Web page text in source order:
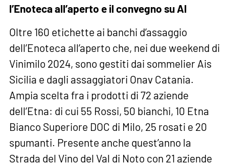
l’Enoteca all’aperto e il convegno su AI
Oltre 160 etichette ai banchi d’assaggio
dell’Enoteca all’aperto che, nei due weekend di
Vinimilo 2024, sono gestiti dai sommelier Ais
Sicilia e dagli assaggiatori Onav Catania.
Ampia scelta fra i prodotti di 72 aziende
dell’Etna: di cui 55 Rossi, 50 bianchi, 10 Etna
Bianco Superiore DOC di Milo, 25 rosati e 20
spumanti. Presente anche quest’anno la
Strada del Vino del Val di Noto con 21 aziende